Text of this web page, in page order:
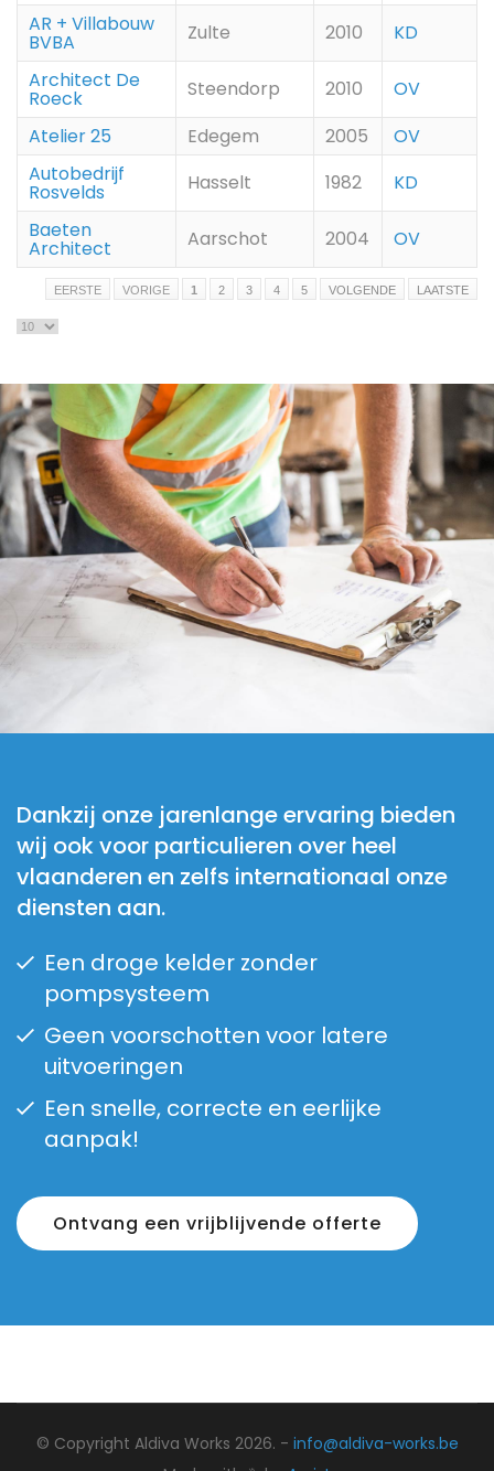
AR + Villabouw
BVBA Zulte 2010
KD
Architect De
Roeck Steendorp 2010
OV
Atelier 25
Edegem 2005
OV
Autobedrijf
Rosvelds Hasselt 1982
KD
Baeten
Architect Aarschot 2004 OV
EERSTE VORIGE 1 2 3 4 5 VOLGENDE LAATSTE
Dankzij onze jarenlange ervaring bieden
wij ook voor particulieren over heel
vlaanderen en zelfs internationaal onze
diensten aan.
Een droge kelder zonder
pompsysteem
Geen voorschotten voor latere
uitvoeringen
Een snelle, correcte en eerlijke
aanpak!
Ontvang een vrijblijvende offerte
© Copyright Aldiva Works 2026. - info@aldiva-works.be